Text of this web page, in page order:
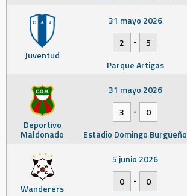
Juventud
31 mayo 2026
2
-
5
Parque Artigas
Deportivo
Maldonado
31 mayo 2026
3
-
0
Estadio Domingo Burgueño
Wanderers
5 junio 2026
0
-
0